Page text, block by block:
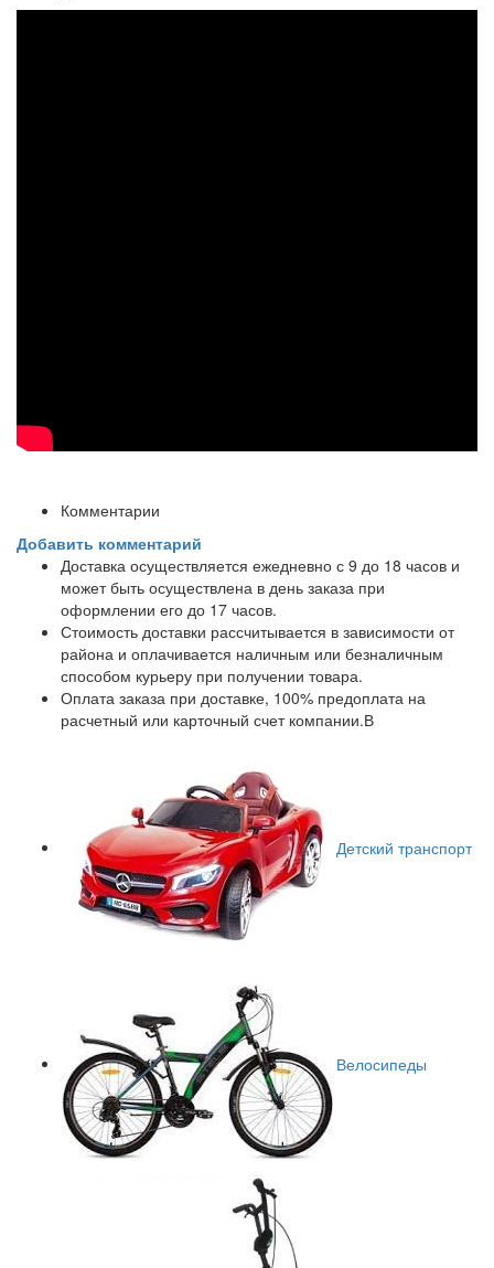
Комментарии
Добавить комментарий
Доставка осуществляется ежедневно с 9 до 18 часов и
может быть осуществлена в день заказа при
оформлении его до 17 часов.
Стоимость доставки рассчитывается в зависимости от
района и оплачивается наличным или безналичным
способом курьеру при получении товара.
Оплата заказа при доставке, 100% предоплата на
расчетный или карточный счет компании.В
Детский транспорт
Велосипеды